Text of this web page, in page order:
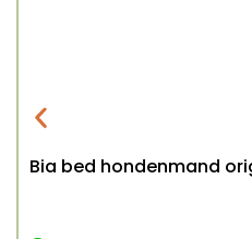
Bia bed hondenmand